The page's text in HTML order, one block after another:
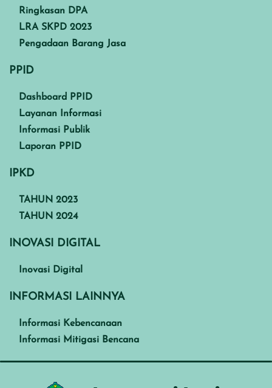
Ringkasan DPA
LRA SKPD 2023
Pengadaan Barang Jasa
PPID
Dashboard PPID
Layanan Informasi
Informasi Publik
Laporan PPID
IPKD
TAHUN 2023
TAHUN 2024
INOVASI DIGITAL
Inovasi Digital
INFORMASI LAINNYA
Informasi Kebencanaan
Informasi Mitigasi Bencana